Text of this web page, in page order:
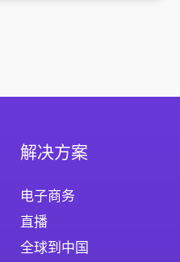
解决方案
电子商务
直播
全球到中国